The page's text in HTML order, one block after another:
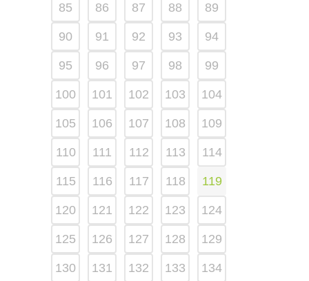
85 86 87 88 89
90 91 92 93 94
95 96 97 98 99
100 101 102 103 104
105 106 107 108 109
110 111 112 113 114
115 116 117 118 119
120 121 122 123 124
125 126 127 128 129
130 131 132 133 134